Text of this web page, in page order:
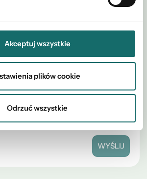
Akceptuj wszystkie
plików cookie
Odrzuć wszystkie
i
Polityki
WYŚLIJ